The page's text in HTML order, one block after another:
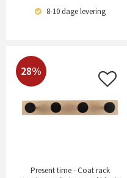
8-10 dagelevering
28%
Present time - Coat rack